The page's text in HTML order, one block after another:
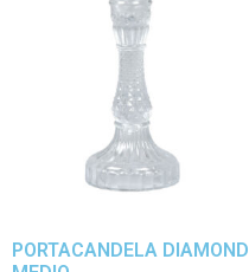
PORTACANDELA DIAMOND